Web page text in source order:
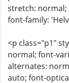
stretch: normal;
font-family:
<p class="p1"
normal; font-
alternates:
auto; font-